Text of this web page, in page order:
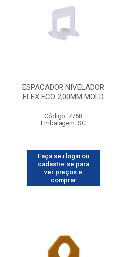
ESPACADOR NIVELADOR
FLEX ECO 2,00MM MOLD
Código: 7758
Embalagem: SC
Faça seu login ou
cadastre-se para
ver preços e
comprar